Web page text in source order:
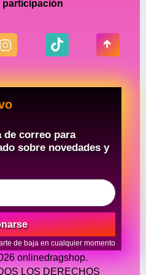
estamos
corporal drag
para ayudarte a
para cualquier
a cualquier tipo de
materiales en
de que
Nuestros
participación
de correo para
sobre novedades y
de baja en cualquier momento
onlinedragshop.
LOS DERECHOS